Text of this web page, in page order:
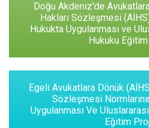
Doğu Akdeniz'de
Hakları Sözleşmesi
Hukukta Uygulanması ve
Hukuku
Egeli Avukatlara Dönük
Sözleşmesi
Uygulanması Ve
Eğitim